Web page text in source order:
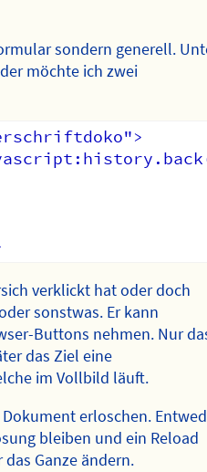
sondern generell.
möchte ich zwei
verklickt hat oder doch
sonstwas. Er kann
Buttons nehmen. Nur
das Ziel eine
im Vollbild läuft.
erloschen.
bleiben und ein Reload
Ganze ändern.